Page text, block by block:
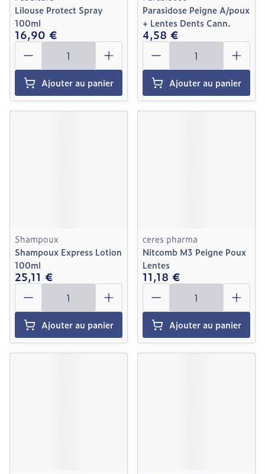
Lilouse Protect Spray
100ml
16,90 €
Quantité
Ajouter au panier
Parasidose Peigne A/poux
+ Lentes Dents Cann.
4,58 €
Quantité
Ajouter au panier
Shampoux
Shampoux Express Lotion
100ml
25,11 €
Quantité
Ajouter au panier
ceres pharma
Nitcomb M3 Peigne Poux
Lentes
11,18 €
Quantité
Ajouter au panier